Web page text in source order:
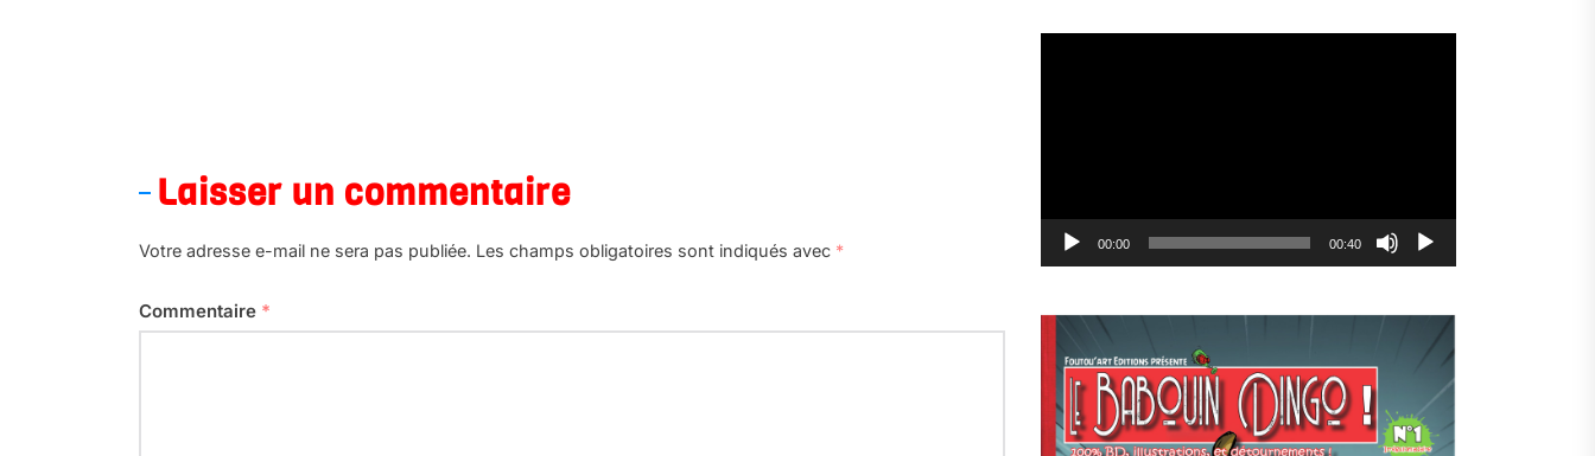
Laisser un commentaire
Votre adresse e-mail ne sera pas publiée. Les champs obligatoires sont indiqués avec *
Commentaire *
00:00 00:40